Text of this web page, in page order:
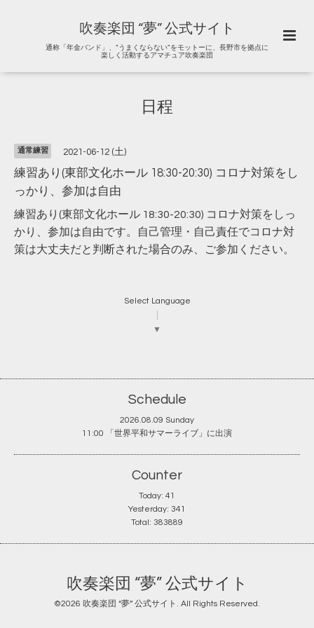
吹奏楽団 “夢” 公式サイト
通称「年金バンド」、“うまくならない”をモットーに、長野市を拠点に
楽しく活動するアマチュア吹奏楽団
日程
通常練習 2021-06-12 (土)
練習あり(東部文化ホール 18:30-20:30) コロナ対策をし
っかり、参加は自由
練習あり(東部文化ホール 18:30-20:30) コロナ対策をしっ
かり、参加は自由です。自己管理・自己責任でコロナ対
策は大丈夫だと判断された場合のみ、ご参加ください。
Select Language
▼
Schedule
2026.08.09 Sunday
11:00 「世界平和サマーライブ」に出演
Counter
Today: 41
Yesterday: 341
Total: 383889
吹奏楽団 “夢” 公式サイト
©2026 吹奏楽団 “夢” 公式サイト . All Rights Reserved.